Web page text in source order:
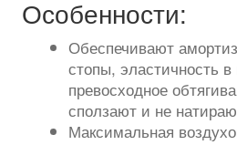
Особенности:
Обеспечивают
стопы, эластичность
превосходное
сползают и не
Максимальная